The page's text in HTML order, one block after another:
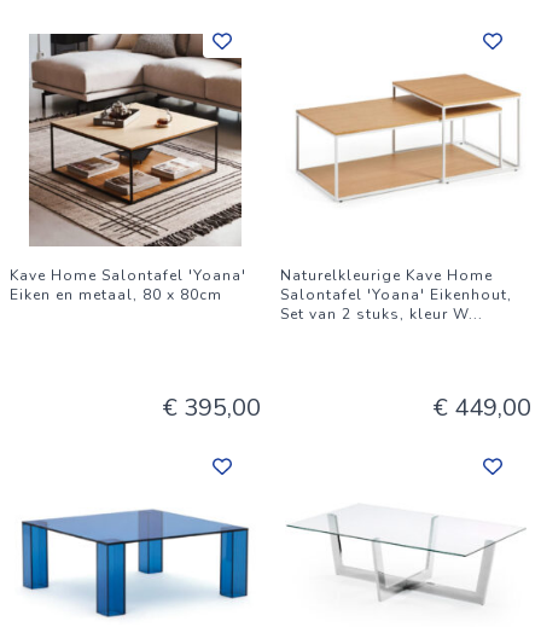
Kave Home Salontafel 'Yoana'
Eiken en metaal, 80 x 80cm
€ 395,00
Naturelkleurige Kave Home
Salontafel 'Yoana' Eikenhout,
Set van 2 stuks, kleur W...
€ 449,00